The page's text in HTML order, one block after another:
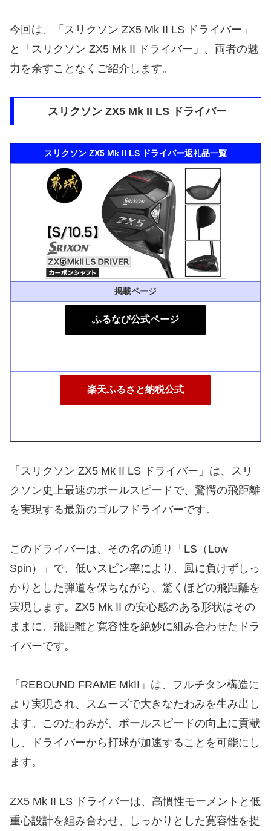
今回は、「スリクソン ZX5 Mk II LS ドライバー」
と「スリクソン ZX5 Mk II ドライバー」、両者の魅
力を余すことなくご紹介します。
スリクソン ZX5 Mk II LS ドライバー
スリクソン ZX5 Mk II LS ドライバー返礼品一覧
掲載ページ
ふるなび公式ページ
楽天ふるさと納税公式
「スリクソン ZX5 Mk II LS ドライバー」は、スリ
クソン史上最速のボールスピードで、驚愕の飛距離
を実現する最新のゴルフドライバーです。
このドライバーは、その名の通り「LS（Low
Spin）」で、低いスピン率により、風に負けずしっ
かりとした弾道を保ちながら、驚くほどの飛距離を
実現します。ZX5 Mk II の安心感のある形状はその
ままに、飛距離と寛容性を絶妙に組み合わせたドラ
イバーです。
「REBOUND FRAME MkII」は、フルチタン構造に
より実現され、スムーズで大きなたわみを生み出し
ます。このたわみが、ボールスピードの向上に貢献
し、ドライバーから打球が加速することを可能にし
ます。
ZX5 Mk II LS ドライバーは、高慣性モーメントと低
重心設計を組み合わせ、しっかりとした寛容性を提